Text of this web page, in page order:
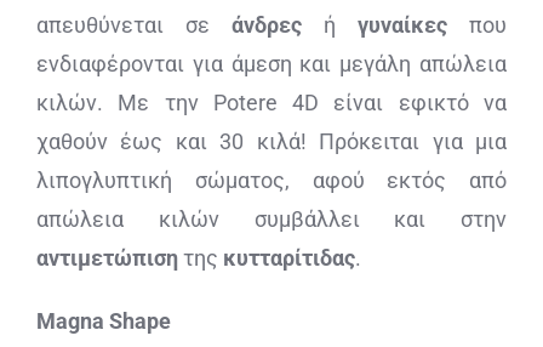
απευθύνεται σε άνδρες ήγυναίκες που
ενδιαφέρονται για άμεση και μεγάλη απώλεια
κιλών. Με την Potere 4D είναι εφικτό να
χαθούν έως και 30 κιλά! Πρόκειται για μια
λιπογλυπτική σώματος, αφού εκτός από
απώλεια κιλών συμβάλλει και στην
αντιμετώπισητης κυτταρίτιδας.
Magna Shape